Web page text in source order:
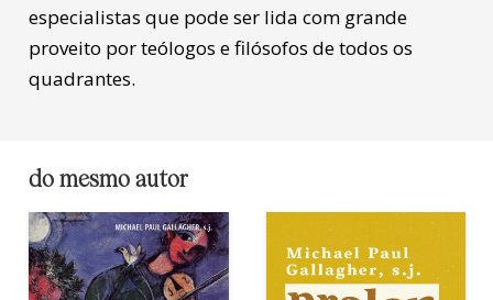
especialistas que pode ser lida com grande
proveito por teólogos e filósofos de todos os
quadrantes.
do mesmo autor